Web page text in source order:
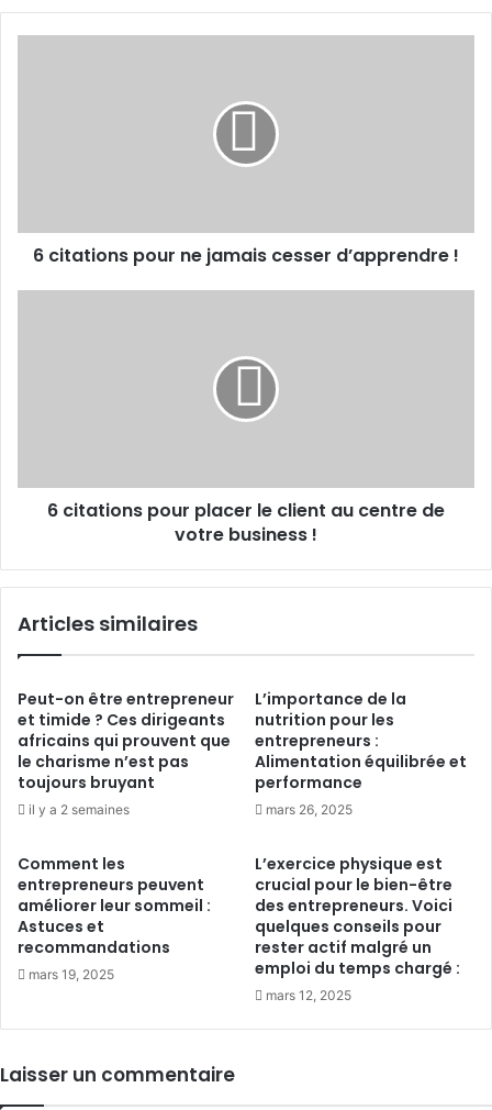
6 citations pour ne jamais cesser d’apprendre !
de
votre6 citations pour placer le client au centre de
votre business !
Articles similaires
Peut-on être entrepreneur
et timide ? Ces dirigeants
africains qui prouvent que
le charisme n’est pas
toujours bruyant
il y a 2 semaines
L’importance de la
nutrition pour les
entrepreneurs :
Alimentation équilibrée et
performance
mars 26, 2025
Comment les
entrepreneurs peuvent
améliorer leur sommeil :
Astuces et
recommandations
mars 19, 2025
L’exercice physique est
crucial pour le bien-être
des entrepreneurs. Voici
quelques conseils pour
rester actif malgré un
emploi du temps chargé :
mars 12, 2025
Laisser un commentaire